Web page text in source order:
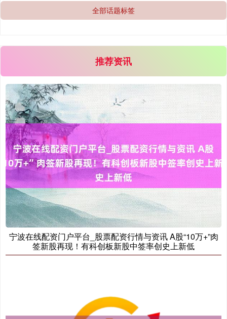
北证50
创业板指 3563.12 +47.56
全部话题标签
推荐资讯
宁波在线配资门户平台_股票配资行情与资讯 A股“10万+”肉
签新股再现！有科创板新股中签率创史上新低